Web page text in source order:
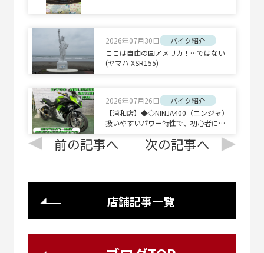
2026年07月30日
バイク紹介
ここは自由の国アメリカ！…ではない
(ヤマハ XSR155)
2026年07月26日
バイク紹介
【浦和店】◆◇NINJA400（ニンジャ）
扱いやすいパワー特性で、初心者にも
前の記事へ
店舗記事一覧
次の記事へ